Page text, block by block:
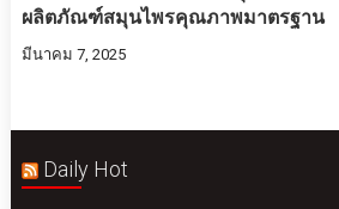
ผลิตภัณฑ์สมุนไพรคุณภาพมาตรฐาน
มีนาคม 7, 2025
Daily Hot